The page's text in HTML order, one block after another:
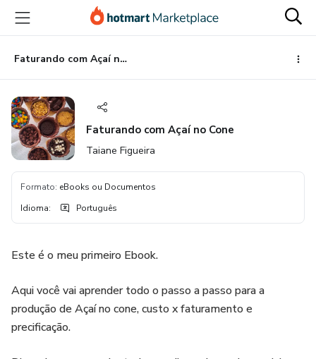
para
conteúdo
principal
para
pagamento
para
rodapé
Faturando com Açaí no Cone
Faturando com Açaí no Cone
Taiane Figueira
Formato: eBooks ou Documentos
Idioma: Português
Este é o meu primeiro Ebook.
Aqui você vai aprender todo o passo a passo para a
produção de Açaí no cone, custo x faturamento e
precificação.